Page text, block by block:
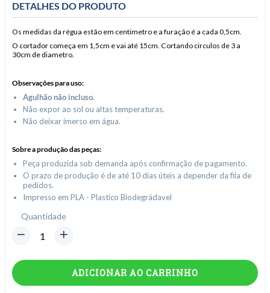
DETALHES DO PRODUTO
Os medidas da régua estão em centimetro e a furação é a cada 0,5cm.
O cortador começa em 1,5cm e vai até 15cm. Cortando circulos de 3 a
30cm de diametro.
Observações para uso:
Agulhão não incluso.
Não expor ao sol ou altas temperaturas.
Não deixar imerso em água.
Sobre a produção das peças:
Peça produzida sob demanda após confirmação de pagamento.
O prazo de produção é de até 10 dias úteis a depender da fila de
pedidos.
Impresso em PLA - Plastico Biodegrádavel
Quantidade
ADICIONAR AO CARRINHO